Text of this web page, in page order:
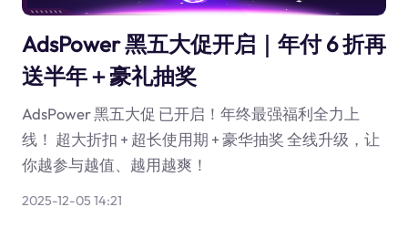
AdsPower 黑五大促开启｜年付 6 折再
送半年＋豪礼抽奖
AdsPower 黑五大促 已开启！年终最强福利全力上
线！ 超大折扣 + 超长使用期 + 豪华抽奖 全线升级，让
你越参与越值、越用越爽！
2025-12-05 14:21